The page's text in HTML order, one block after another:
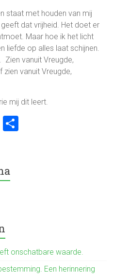
staat met houden van mij
dat vrijheid. Het doet er
Maar hoe ik het licht
liefde op alles laat schijnen.
Zien vanuit Vreugde,
zien vanuit Vreugde,
mij dit leert.
onschatbare waarde.
Een herinnering